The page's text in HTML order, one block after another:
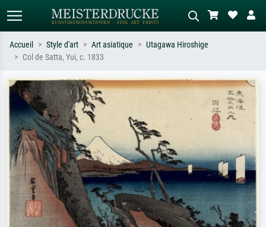
Recherchez par artiste, titre ou style –
ex. Monet, Nuit étoilée,
impressionnisme, vague de Hokusai,
nu.
Décrivez la scène – ex. prairie verte,
abstrait avec beaucoup de rouge,
tableau sombre, nu debout près d'un
arbre.
Accueil Style d'art Art asiatique
Utagawa Hiroshige
Col de Satta, Yui, c. 1833